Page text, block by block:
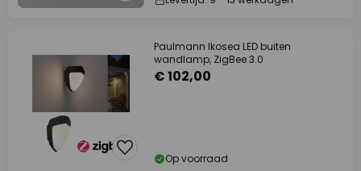
Paulmann Ikosea LED buiten
wandlamp, ZigBee 3.0
€ 102,00
Op voorraad